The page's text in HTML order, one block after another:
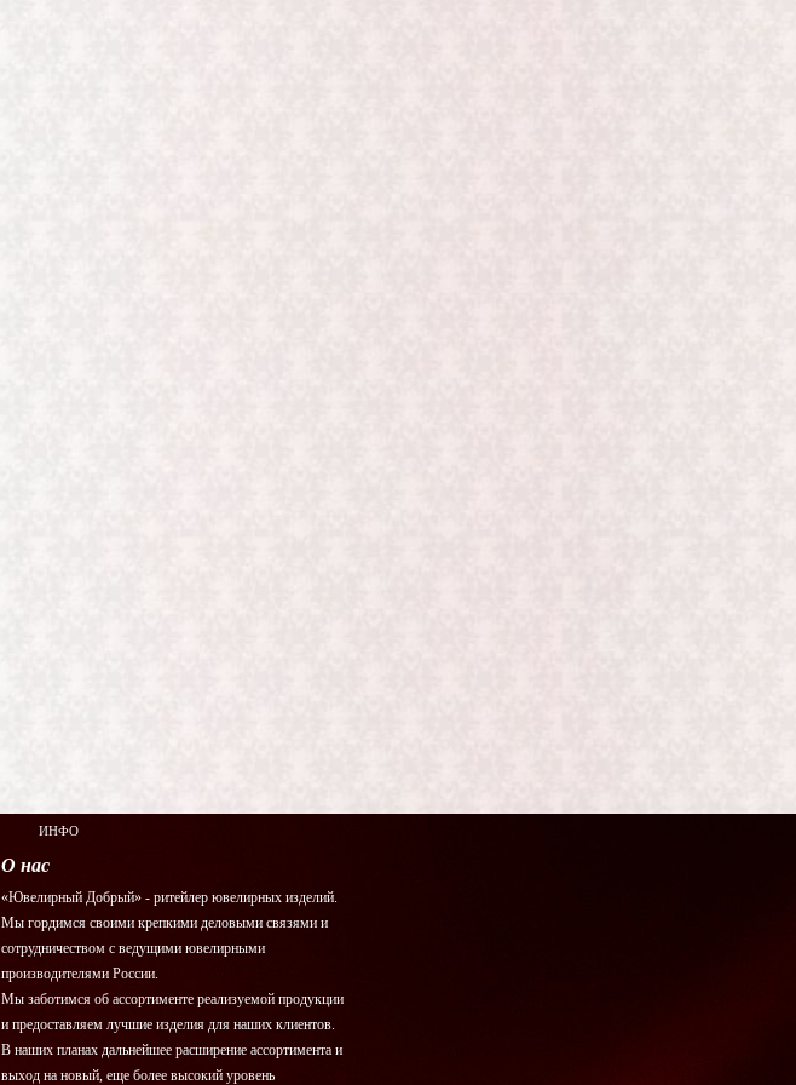
О нас
«Ювелирный Добрый» - ритейлер ювелирных изделий.
Мы гордимся своими крепкими деловыми связями и
сотрудничеством с ведущими ювелирными
производителями России.
Мы заботимся об ассортименте реализуемой продукции
и предоставляем лучшие изделия для наших клиентов.
В наших планах дальнейшее расширение ассортимента и
выход на новый, еще более высокий уровень
ИНФО